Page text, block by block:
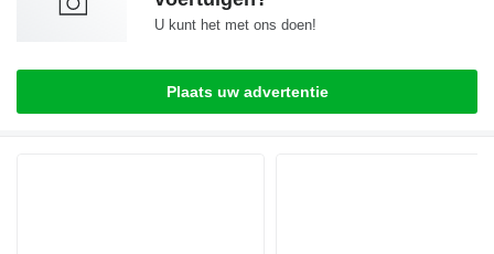
U kunt het met ons doen!
Plaats uw advertentie